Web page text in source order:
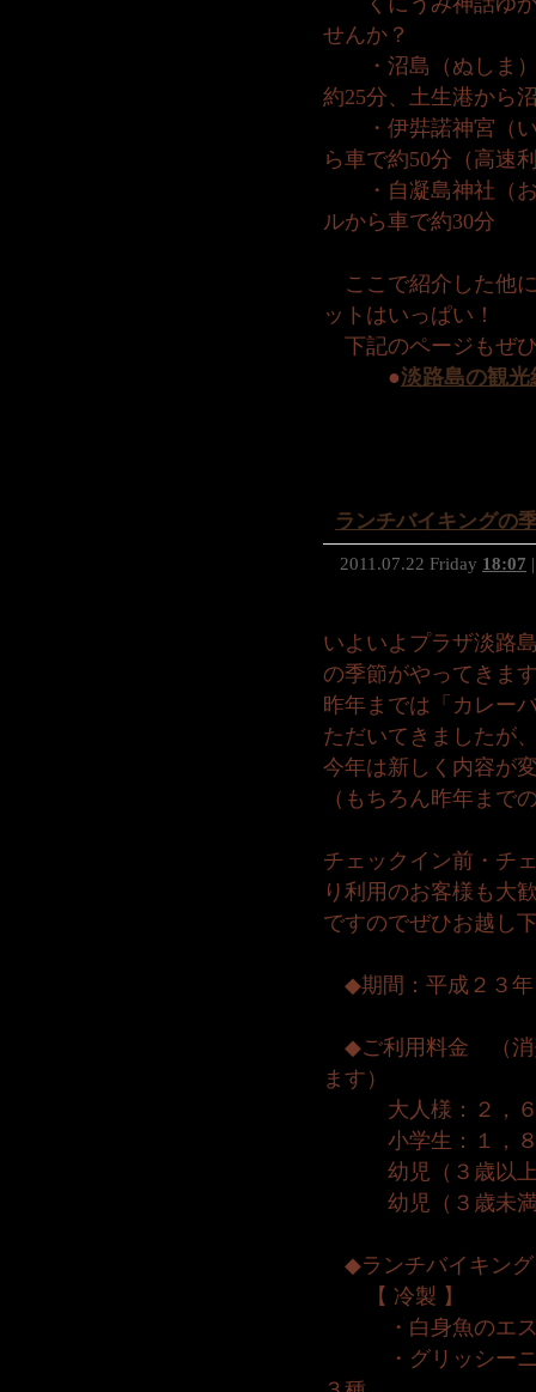
せんか？
・沼島（ぬしま）
約25分、土生港から
・伊弉諾神宮（い
ら車で約50分（高速
・自凝島神社（お
ルから車で約30分
ここで紹介した他
ットはいっぱい！
下記のページもぜ
●淡路島の観光
ランチバイキングの
2011.07.22 Friday 18:07
いよいよプラザ淡路
の季節がやってきま
昨年までは「カレー
ただいてきましたが
今年は新しく内容が
（もちろん昨年まで
チェックイン前・チ
り利用のお客様も大
ですのでぜひお越し
◆期間：平成２３年
◆ご利用料金 （消
ます）
大人様：２，６
小学生：１，８
幼児（３歳以上
幼児（３歳未満
◆ランチバイキング
【 冷製 】
・白身魚のエス
・グリッシーニ